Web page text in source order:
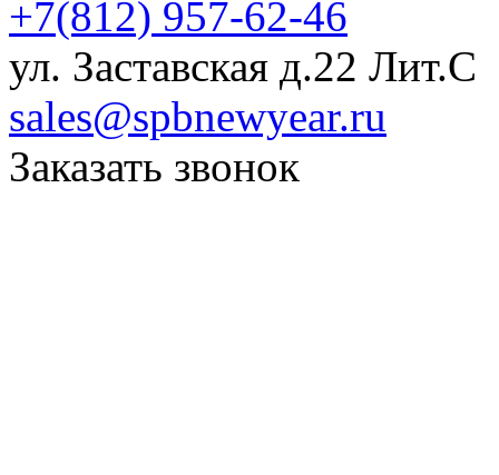
+7(812) 957-62-46
ул. Заставская д.22 Лит.С
sales@spbnewyear.ru
Заказать звонок